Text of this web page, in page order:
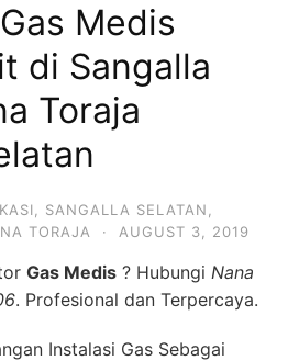
Medis
di Sangalla
Toraja
SANGALLA SELATAN
TORAJA · AUGUST 3, 2019
Gas Medis ? Hubungi Nana
. Profesional dan Terpercaya.
Instalasi Gas Sebagai